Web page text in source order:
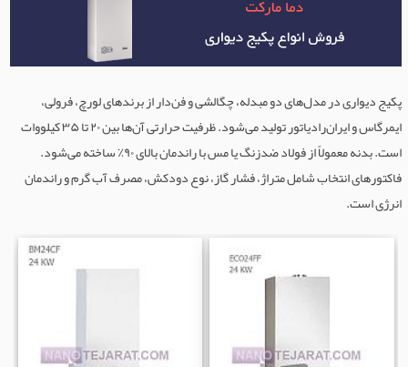
پکیج دیواری در مدل‌های دو مبدله، چگالشی و فن‌دار از برندهای لورچ، فرولی،
ایمرگاس و ایران‌رادیاتور تولید می‌شود. ظرفیت حرارتی آن‌ها بین ۲۰ تا ۳۵ کیلووات
است. بدنه معمولاً از فولاد ضدزنگ یا مس با راندمان بالای ۹۰٪ ساخته می‌شود.
فاکتورهای انتخاب شامل متراژ، فشار گاز، نوع دودکش، مصرف آب گرم و راندمان
انرژی است.